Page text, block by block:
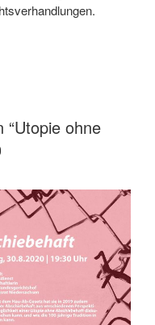
“Utopie ohne